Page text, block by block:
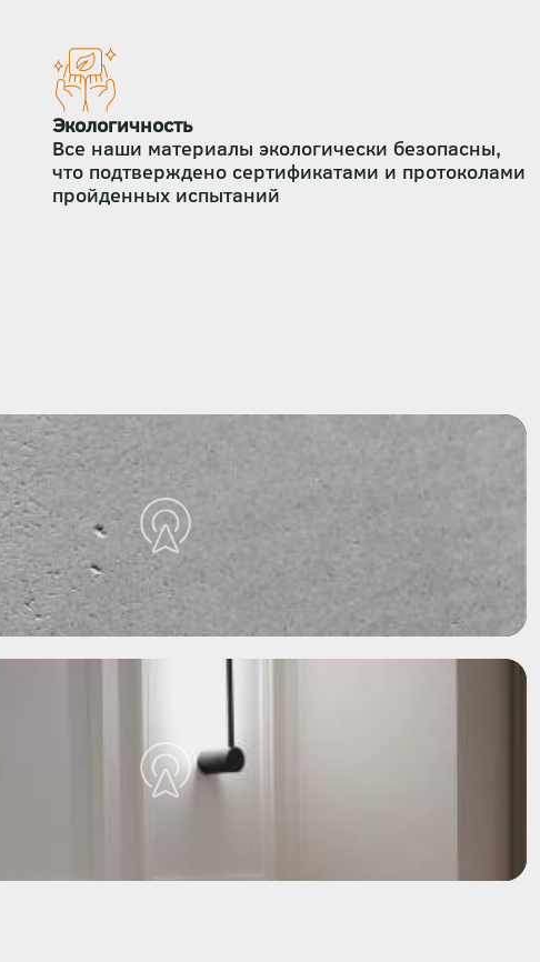
Экологичность
Все наши материалы экологически безопасны,
что подтверждено сертификатами и протоколами
пройденных испытаний